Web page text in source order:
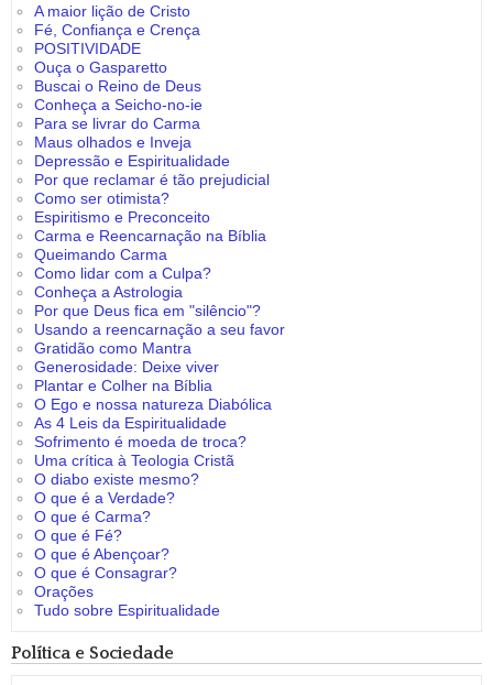
A maior lição de Cristo
Fé, Confiança e Crença
POSITIVIDADE
Ouça o Gasparetto
Buscai o Reino de Deus
Conheça a Seicho-no-ie
Para se livrar do Carma
Maus olhados e Inveja
Depressão e Espiritualidade
Por que reclamar é tão prejudicial
Como ser otimista?
Espiritismo e Preconceito
Carma e Reencarnação na Bíblia
Queimando Carma
Como lidar com a Culpa?
Conheça a Astrologia
Por que Deus fica em "silêncio"?
Usando a reencarnação a seu favor
Gratidão como Mantra
Generosidade: Deixe viver
Plantar e Colher na Bíblia
O Ego e nossa natureza Diabólica
As 4 Leis da Espiritualidade
Sofrimento é moeda de troca?
Uma crítica à Teologia Cristã
O diabo existe mesmo?
O que é a Verdade?
O que é Carma?
O que é Fé?
O que é Abençoar?
O que é Consagrar?
Orações
Tudo sobre Espiritualidade
Política e Sociedade